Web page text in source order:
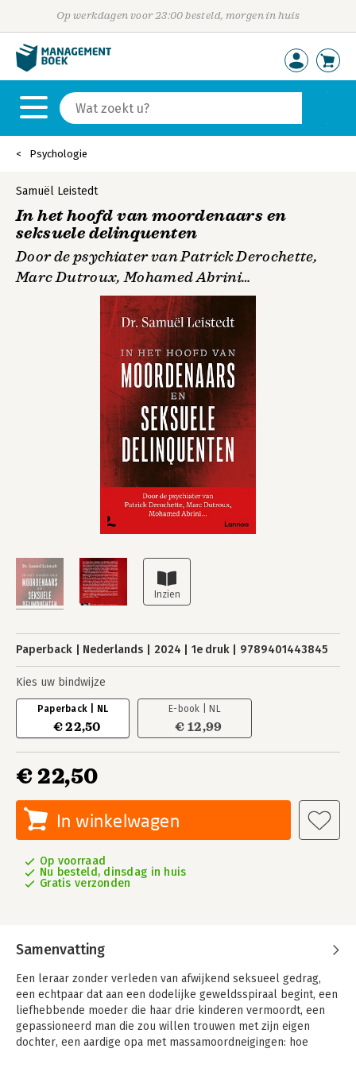
Op werkdagen voor 23:00 besteld, morgen in huis
Psychologie
Samuël Leistedt
In het hoofd van moordenaars en
seksuele delinquenten
Door de psychiater van Patrick Derochette,
Marc Dutroux, Mohamed Abrini…
Paperback Nederlands 2024 1e druk 9789401443845
Kies uw bindwijze
Paperback | NL
€ 22,50
E-book | NL
€ 12,99
€ 22,50
In winkelwagen
Op voorraad
Nu besteld, dinsdag in huis
Gratis verzonden
Samenvatting
Een leraar zonder verleden van afwijkend seksueel gedrag,
een echtpaar dat aan een dodelijke geweldsspiraal begint, een
liefhebbende moeder die haar drie kinderen vermoordt, een
gepassioneerd man die zou willen trouwen met zijn eigen
dochter, een aardige opa met massamoordneigingen: hoe